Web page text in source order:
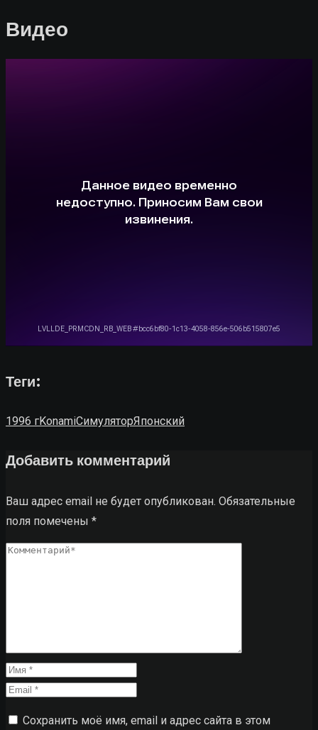
Видео
Теги:
1996 гKonamiСимуляторЯпонский
Добавить комментарий
Ваш адрес email не будет опубликован. Обязательные
поля помечены *
Сохранить моё имя, email и адрес сайта в этом